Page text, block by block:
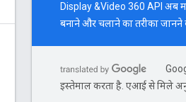
Display &Video 360 API अब
बनाने और चलाने का तरीका जानने
इस्तेमाल करता है. एआई से मिले